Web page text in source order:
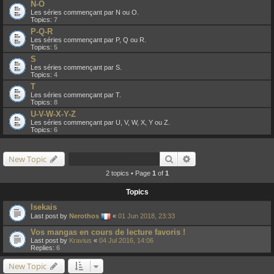
N-O
Les séries commençant par N ou O.
Topics: 7
P-Q-R
Les séries commençant par P, Q ou R.
Topics: 5
S
Les séries commençant par S.
Topics: 4
T
Les séries commençant par T.
Topics: 8
U-V-W-X-Y-Z
Les séries commençant par U, V, W, X, Y ou Z.
Topics: 6
New Topic Search
2 topics • Page 1 of 1
Topics
Isekais
Last post by Nerothos « 01 Jun 2018, 23:33
Vos mangas en cours de lecture favoris !
Last post by Kravius « 04 Jul 2016, 14:06
Replies: 6
New Topic